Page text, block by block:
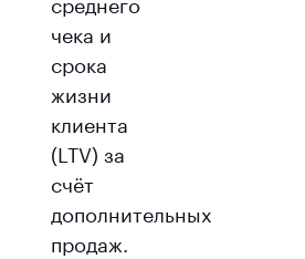
чека и
срока
жизни
клиента
(LTV) за
счёт
дополнительных
продаж.